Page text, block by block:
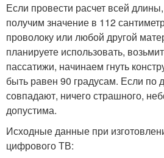
Если провести расчет всей
получим значение в 112
проволоку или любой другой
планируете использовать,
пассатижи, начинаем гнуть
быть равен 90 градусам. Если по
совпадают, ничего страшного,
допустима.
Исходные данные при
цифрового ТВ: